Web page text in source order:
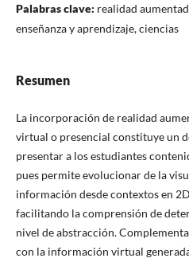
Palabras clave: realidad
enseñanza y aprendizaje, ciencias
Resumen
La incorporación de realidad
virtual o presencial constituye un
presentar a los estudiantes
pues permite evolucionar de la
información desde contextos en
facilitando la comprensión de
nivel de abstracción.
con la información virtual